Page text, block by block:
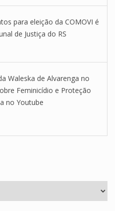
para eleição da COMOVI é
de Justiça do RS
Waleska de Alvarenga no
Feminicídio e Proteção
no Youtube